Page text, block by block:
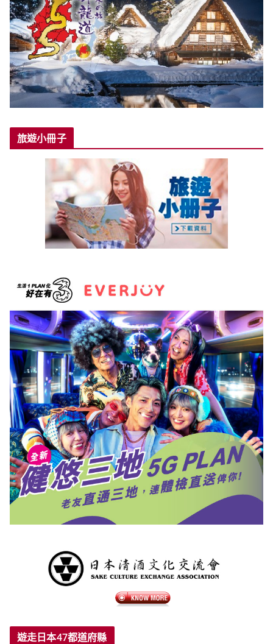
旅遊小冊子
遊走日本47都道府縣